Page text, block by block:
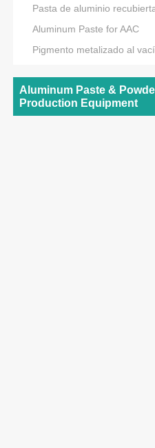
Pasta de aluminio
Aluminum Paste for AAC
Pigmento metalizado al
Aluminum Paste &
Production Equipment